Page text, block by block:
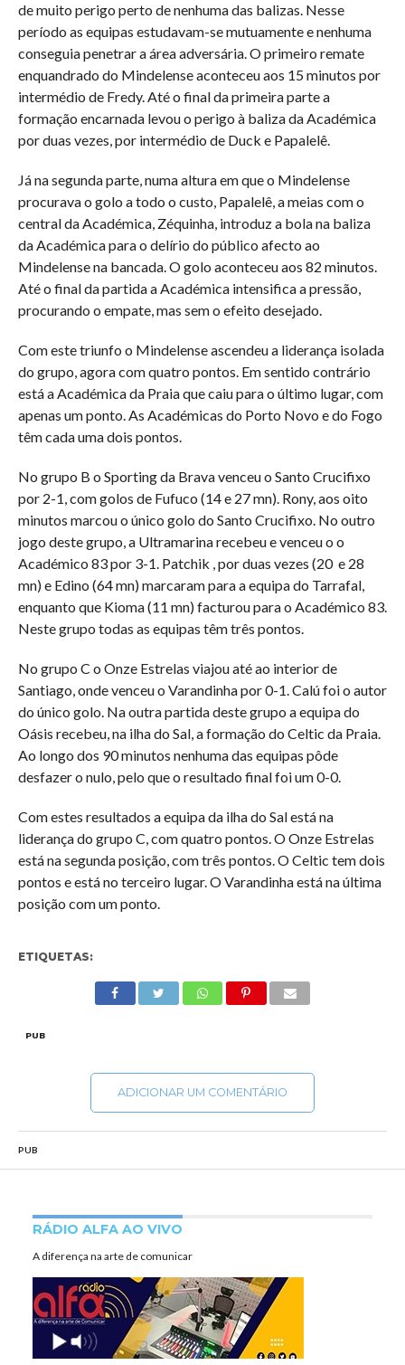
de muito perigo perto de nenhuma das balizas. Nesse
período as equipas estudavam-se mutuamente e nenhuma
conseguia penetrar a área adversária. O primeiro remate
enquandrado do Mindelense aconteceu aos 15 minutos por
intermédio de Fredy. Até o final da primeira parte a
formação encarnada levou o perigo à baliza da Académica
por duas vezes, por intermédio de Duck e Papalelê.
Já na segunda parte, numa altura em que o Mindelense
procurava o golo a todo o custo, Papalelê, a meias com o
central da Académica, Zéquinha, introduz a bola na baliza
da Académica para o delírio do público afecto ao
Mindelense na bancada. O golo aconteceu aos 82 minutos.
Até o final da partida a Académica intensifica a pressão,
procurando o empate, mas sem o efeito desejado.
Com este triunfo o Mindelense ascendeu a liderança isolada
do grupo, agora com quatro pontos. Em sentido contrário
está a Académica da Praia que caiu para o último lugar, com
apenas um ponto. As Académicas do Porto Novo e do Fogo
têm cada uma dois pontos.
No grupo B o Sporting da Brava venceu o Santo Crucifixo
por 2-1, com golos de Fufuco (14 e 27 mn). Rony, aos oito
minutos marcou o único golo do Santo Crucifixo. No outro
jogo deste grupo, a Ultramarina recebeu e venceu o o
Académico 83 por 3-1. Patchik , por duas vezes (20 e 28
mn) e Edino (64 mn) marcaram para a equipa do Tarrafal,
enquanto que Kioma (11 mn) facturou para o Académico 83.
Neste grupo todas as equipas têm três pontos.
No grupo C o Onze Estrelas viajou até ao interior de
Santiago, onde venceu o Varandinha por 0-1. Calú foi o autor
do único golo. Na outra partida deste grupo a equipa do
Oásis recebeu, na ilha do Sal, a formação do Celtic da Praia.
Ao longo dos 90 minutos nenhuma das equipas pôde
desfazer o nulo, pelo que o resultado final foi um 0-0.
Com estes resultados a equipa da ilha do Sal está na
liderança do grupo C, com quatro pontos. O Onze Estrelas
está na segunda posição, com três pontos. O Celtic tem dois
pontos e está no terceiro lugar. O Varandinha está na última
posição com um ponto.
ETIQUETAS:
PUB
ADICIONAR UM COMENTÁRIO
PUB
RÁDIO ALFA AO VIVO
A diferença na arte de comunicar